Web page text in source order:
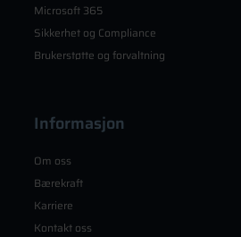
Microsoft 365
Sikkerhet og Compliance
Brukerstøtte og forvaltning
Informasjon
Om oss
Bærekraft
Karriere
Kontakt oss